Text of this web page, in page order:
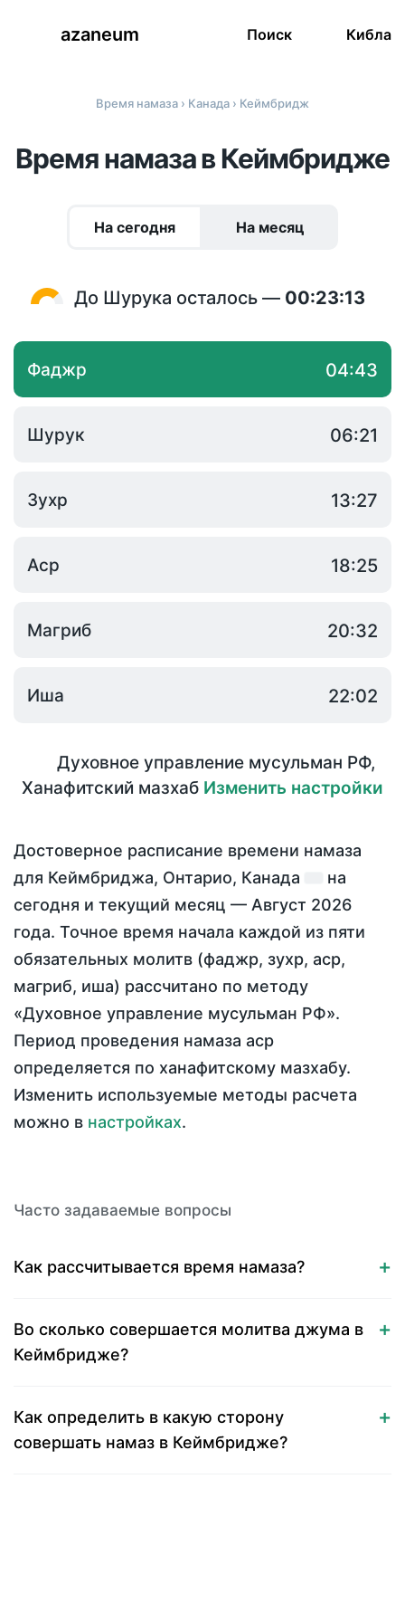
azaneum Поиск Кибла
Время намаза › Канада › Кеймбридж
Время намаза в Кеймбридже
На сегодня На месяц
До Шурука осталось — 00:23:13
Фаджр 04:43
Шурук 06:21
Зухр 13:27
Аср 18:25
Магриб 20:32
Иша 22:02
Духовное управление мусульман РФ,
Ханафитский мазхаб Изменить настройки
Достоверное расписание времени намаза
для Кеймбриджа, Онтарио, Канада
на
сегодня и текущий месяц — Август 2026
года. Точное время начала каждой из пяти
обязательных молитв (фаджр, зухр, аср,
магриб, иша) рассчитано по методу
«Духовное управление мусульман РФ».
Период проведения намаза аср
определяется по ханафитскому мазхабу.
Изменить используемые методы расчета
можно в настройках.
Часто задаваемые вопросы
Как рассчитывается время намаза?
Во сколько совершается молитва джума в
Кеймбридже?
Как определить в какую сторону
совершать намаз в Кеймбридже?